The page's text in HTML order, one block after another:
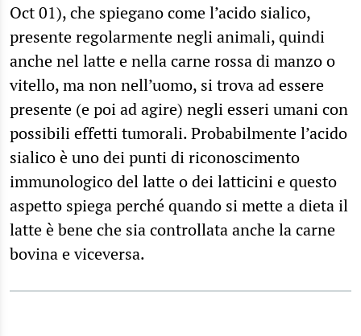
Oct 01), che spiegano come l’acido sialico,
presente regolarmente negli animali, quindi
anche nel latte e nella carne rossa di manzo o
vitello, ma non nell’uomo, si trova ad essere
presente (e poi ad agire) negli esseri umani con
possibili effetti tumorali. Probabilmente l’acido
sialico è uno dei punti di riconoscimento
immunologico del latte o dei latticini e questo
aspetto spiega perché quando si mette a dieta il
latte è bene che sia controllata anche la carne
bovina e viceversa.